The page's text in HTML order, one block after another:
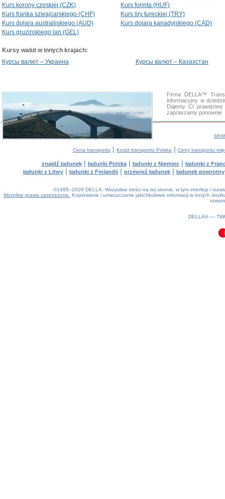
Kurs korony czeskiej (CZK)
Kurs forinta (HUF)
Kurs franka szwajcarskiego (CHF)
Kurs liry tureckiej (TRY)
Kurs dolara australijskiego (AUD)
Kurs dolara kanadyjskiego (CAD)
Kurs gruzinskiego lari (GEL)
Kursy walut w innych krajach:
Курсы валют – Украина
Курсы валют – Казахстан
Firma DELLA™
informacyjny w
Dajemy Ci
zapraszamy ponownie
Cena transportu | Koszt transportu Polska | Ceny transportu
znajdź ładunek| ładunki Polska| ładunki z Niemiec| ładunki z
ładunki z Litwy| ładunki z Finlandii| przewieź ładunek| ładunek powrotny
©1995–2026 DELLA. Wszystkie treści na tej stronie, w tym interfejs i
Wszelkie prawa zastrzeżone.
Kopiowanie i umieszczanie jakichkolwiek informacji w innych
DELLA® —